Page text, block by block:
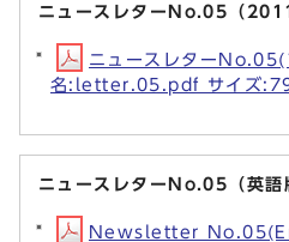
ニュースレターNo.05（
ニュースレターNo.05(
名:letter.05.pdf サイズ
ニュースレターNo.05（英語
Newsletter